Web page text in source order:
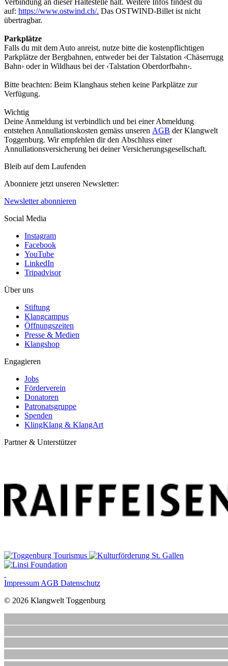
auf: https://www.ostwind.ch/. Das OSTWIND-Billet ist nicht
übertragbar.
Parkplätze
Falls du mit dem Auto anreist, nutze bitte die kostenpflichtigen
Parkplätze der Bergbahnen, entweder bei der Talstation ‹Chäserrugg
Bahn› oder in Wildhaus bei der ‹Talstation Oberdorfbahn›.
Bitte beachten: Beim Klanghaus stehen keine Parkplätze zur
Verfügung.
Wichtig
Deine Anmeldung ist verbindlich und bei einer Abmeldung
entstehen Annullationskosten gemäss unseren AGB der Klangwelt
Toggenburg. Wir empfehlen dir den Abschluss einer
Annullationsversicherung bei deiner Versicherungsgesellschaft.
Bleib auf dem Laufenden
Abonniere jetzt unseren Newsletter:
Newsletter abonnieren
Social Media
Instagram
Facebook
YouTube
LinkedIn
Tripadvisor
Über uns
Stiftung
Klangcampus
Öffnungszeiten
Presse & Medien
Klangshop
Engagieren
Jobs
Förderverein
Donatoren
Patronatsgruppe
Spenden
KlingKlang & KlangArt
Partner & Unterstützer
Impressum AGB Datenschutz
© 2026 Klangwelt Toggenburg